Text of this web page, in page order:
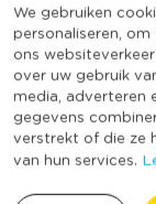
We gebruiken
personaliseren,
ons
over uw gebruik
media, adverteren
gegevens
verstrekt of die ze
van hun services.
MEER UIT